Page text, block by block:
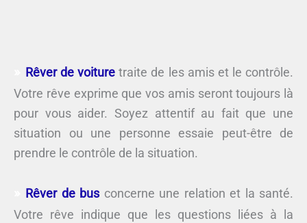
Rêver de voiture traite de les amis et le contrôle.
Votre rêve exprime que vos amis seront toujours là
pour vous aider. Soyez attentif au fait que une
situation ou une personne essaie peut-être de
prendre le contrôle de la situation.
Rêver de busconcerne une relation et la santé.
Votre rêve indique que les questions liées à la